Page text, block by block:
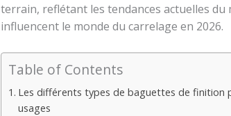
terrain, reflétant les tendances actuelles du
influencent le monde du carrelage en 2026.
Table of Contents
Les différents types de baguettes de finition
usages